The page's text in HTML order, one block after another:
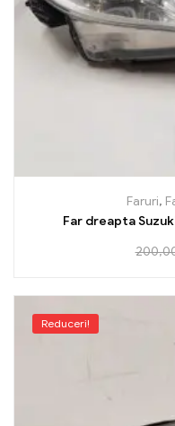
Faruri,
Far dreapta
Reduceri!